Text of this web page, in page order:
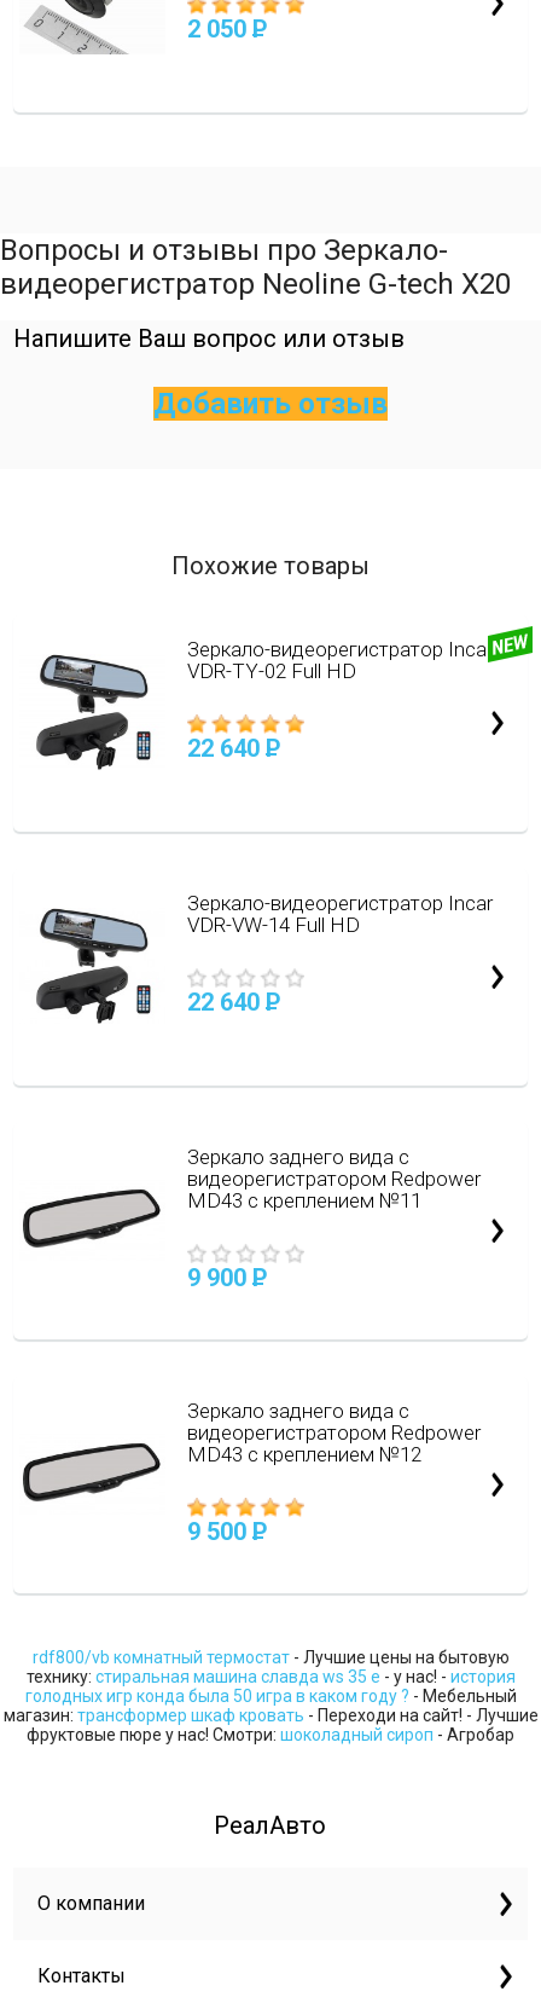
2 050 P
Вопросы и отзывы про Зеркало-
видеорегистратор Neoline G-tech X20
Напишите Ваш вопрос или отзыв
Добавить отзыв
Похожие товары
Зеркало-видеорегистратор Incar
VDR-TY-02 Full HD
22 640 P
Зеркало-видеорегистратор Incar
VDR-VW-14 Full HD
22 640 P
Зеркало заднего вида с
видеорегистратором Redpower
MD43 с креплением №11
9 900 P
Зеркало заднего вида с
видеорегистратором Redpower
MD43 с креплением №12
9 500 P
rdf800/vb комнатный термостат- Лучшие цены на бытовую
технику: стиральная машина славда ws 35 e - у нас! - история
голодных игр конда была 50 игра в каком году ? - Мебельный
магазин: трансформер шкаф кровать - Переходи на сайт! - Лучшие
фруктовые пюре у нас! Смотри: шоколадный сироп - Агробар
РеалАвто
О компании
Контакты